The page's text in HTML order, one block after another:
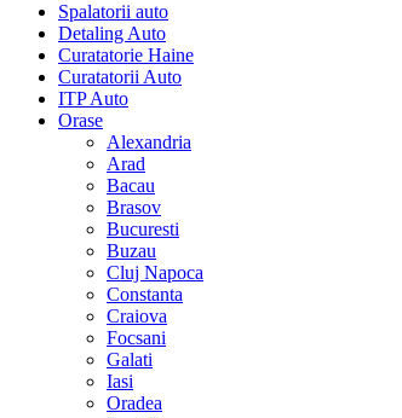
Spalatorii auto
Detaling Auto
Curatatorie Haine
Curatatorii Auto
ITP Auto
Orase
Alexandria
Arad
Bacau
Brasov
Bucuresti
Buzau
Cluj Napoca
Constanta
Craiova
Focsani
Galati
Iasi
Oradea